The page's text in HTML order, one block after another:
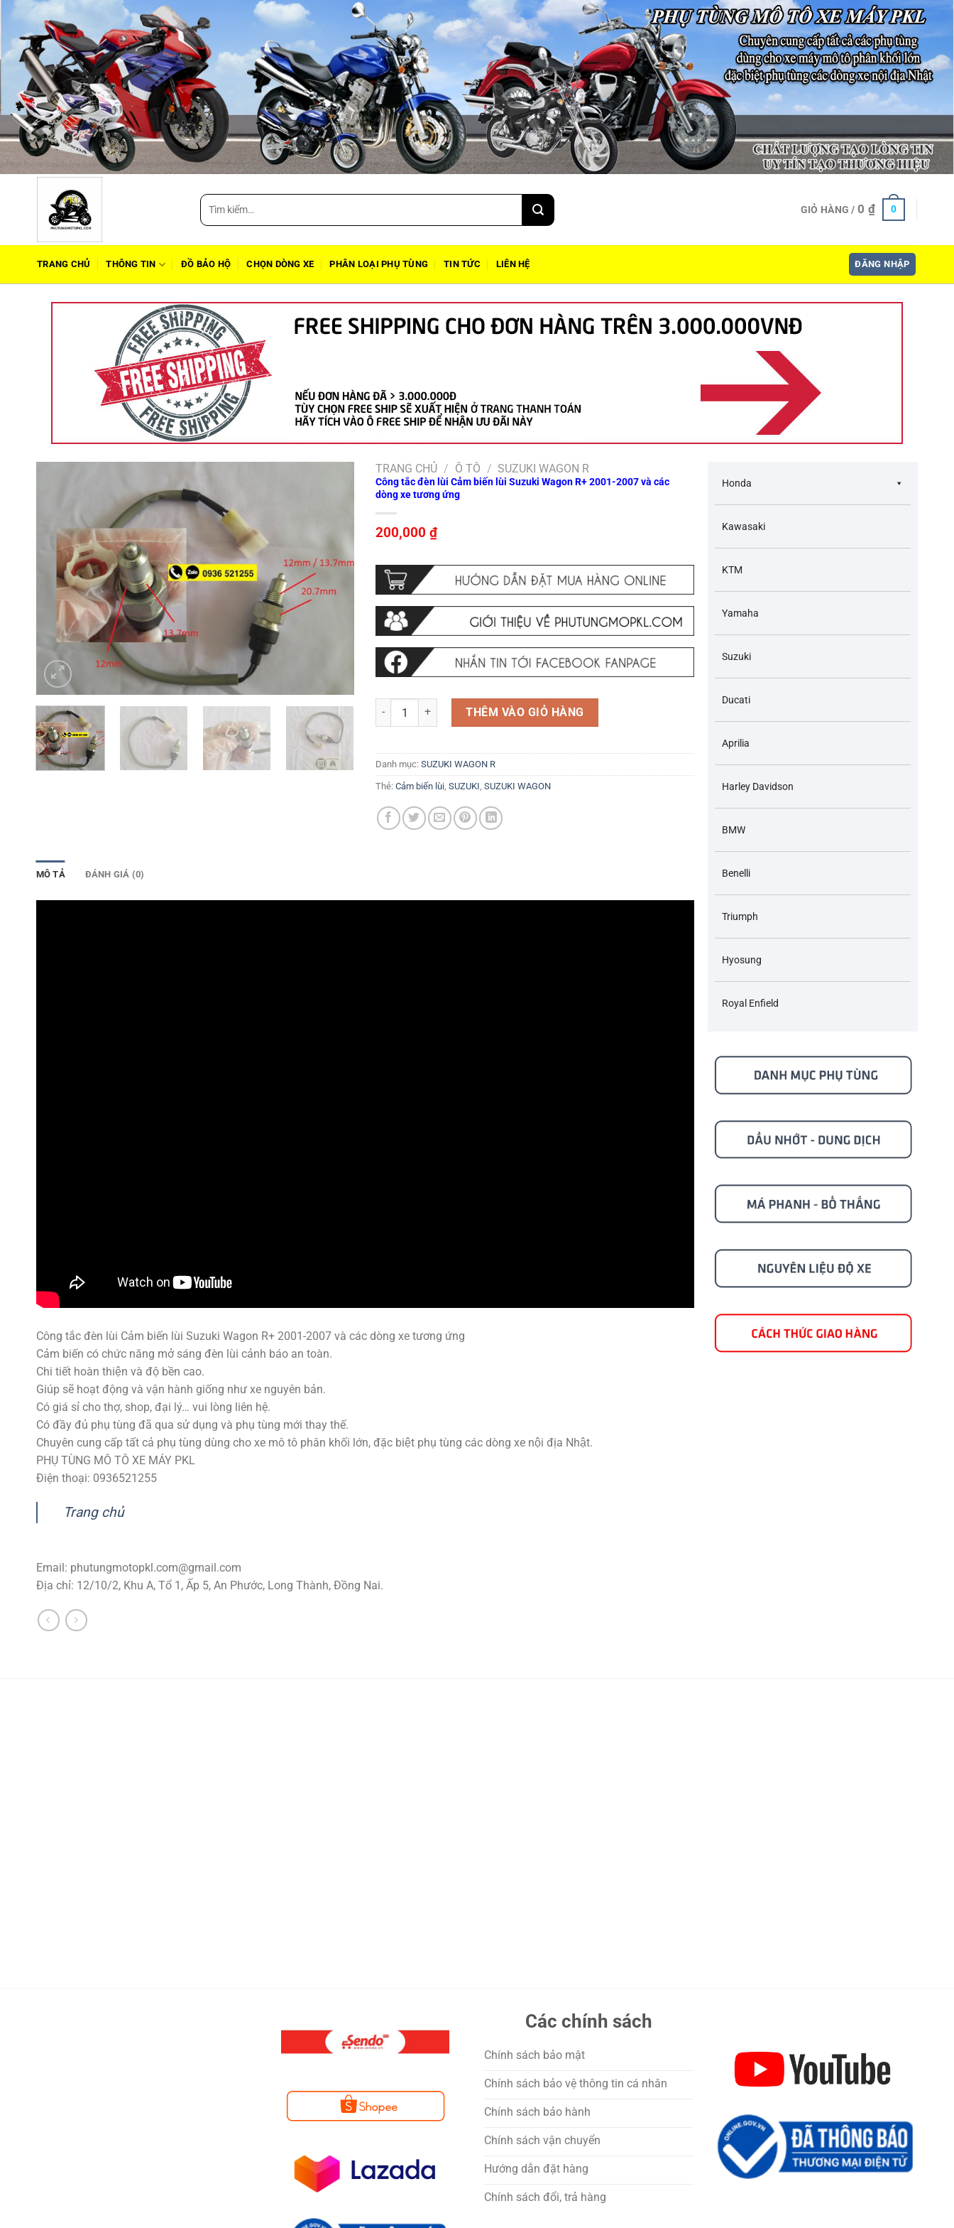
Tìm
kiếm:
GIỎ HÀNG / 0 ₫ 0
TRANG CHỦ THÔNG TIN ĐỒ BẢO HỘ CHỌN DÒNG XE PHÂN LOẠI PHỤ TÙNG TIN TỨC LIÊN HỆ ĐĂNG NHẬP
TRANG CHỦ / Ô TÔ / SUZUKI WAGON R
Công tắc đèn lùi Cảm biến lùi Suzuki Wagon R+ 2001-2007 và các
dòng xe tương ứng
200,000₫
Công tắc đèn lùi Cảm biến lùi Suzuki Wagon R+ 2001-2007 và các dòng xe tương ứng số lượng
THÊM VÀO GIỎ HÀNG
Danh mục:SUZUKI WAGON R
Thẻ:Cảm biến lùi ,SUZUKI ,SUZUKI WAGON
MÔ TẢ ĐÁNH GIÁ (0)
Công tắc đèn lùi Cảm biến lùi Suzuki Wagon R+ 2001-2007 và các dòng xe tương ứng
Cảm biến có chức năng mở sáng đèn lùi cảnh báo an toàn.
Chi tiết hoàn thiện và độ bền cao.
Giúp sẽ hoạt động và vận hành giống như xe nguyên bản.
Có giá sỉ cho thợ, shop, đại lý… vui lòng liên hệ.
Có đầy đủ phụ tùng đã qua sử dụng và phụ tùng mới thay thế.
Chuyên cung cấp tất cả phụ tùng dùng cho xe mô tô phân khối lớn, đặc biệt phụ tùng các dòng xe nội địa Nhật.
PHỤ TÙNG MÔ TÔ XE MÁY PKL
Điện thoại: 0936521255
Trang chủ
Email: phutungmotopkl.com@gmail.com
Địa chỉ: 12/10/2, Khu A, Tổ 1, Ấp 5, An Phước, Long Thành, Đồng Nai.
Honda
Kawasaki
KTM
Yamaha
Suzuki
Ducati
Aprilia
Harley Davidson
BMW
Benelli
Triumph
Hyosung
Royal Enfield
Các chính sách
Chính sách bảo mật
Chính sách bảo vệ thông tin cá nhân
Chính sách bảo hành
Chính sách vận chuyển
Hướng dẫn đặt hàng
Chính sách đổi, trả hàng